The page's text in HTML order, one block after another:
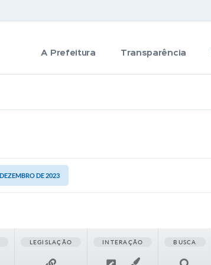
A Prefeitura Transparência
DE 2023
LEGISLAÇÃO INTERAÇÃO BUSCA